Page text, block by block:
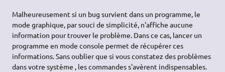
Malheureusement si un bug survient dans un programme, le
mode graphique, par souci de simplicité, n'affiche aucune
information pour trouver le problème. Dans ce cas, lancer un
programme en mode console permet de récupérer ces
informations. Sans oublier que si vous constatez des problèmes
dans votre système , les commandes s'avèrent indispensables.